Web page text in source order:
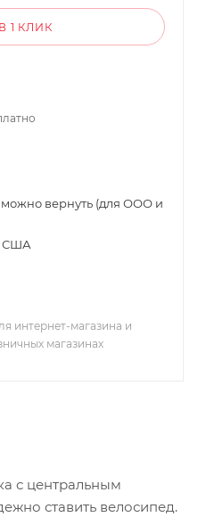
1 КЛИК
вернуть (для ООО и
США
интернет-магазина и
магазинах
с центральным
ставить велосипед.